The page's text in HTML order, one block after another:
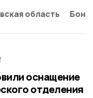
область
оснащение
отделения